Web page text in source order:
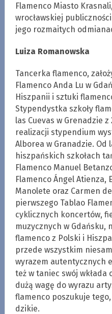
Flamenco Miasto
wrocławskiej
jego rozmaitych
Luiza Romanowska
Tancerka flamenco,
Flamenco Anda Lu w
Hiszpanii i sztuki
Stypendystka szkoły
las Cuevas w Grenadzie
realizacji stypendium
Alborea w Granadzie. Od
hiszpańskich szkołach
Flamenco Manuel
Flamenco Ángel Atienza,
Manolete oraz Carmen
pierwszego Tablao
cyklicznych koncertów,
muzycznych w
flamenco z Polski i
przede wszystkim
wyrazem autentycznych
też w taniec swój wkłada
dużą wagę do wyrazu
flamenco poszukuje
dzikie.